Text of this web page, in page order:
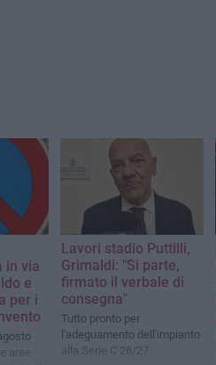
in via
e
per i
aree
Lavori stadio Puttilli,
Grimaldi: "Si parte,
firmato il verbale di
consegna"
Tutto pronto per
l'adeguamento dell'impianto
alla Serie C 26/27